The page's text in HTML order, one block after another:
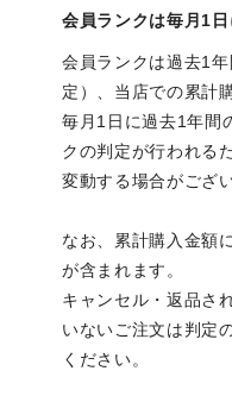
会員ランクは毎月1
会員ランクは過去1
定）、当店での累計
毎月1日に過去1年間
クの判定が行われる
変動する場合がござ
なお、累計購入金額
が含まれます。
キャンセル・返品さ
いないご注文は判定
ください。